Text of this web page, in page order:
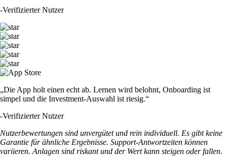
-Verifizierter Nutzer
„Die App holt einen echt ab. Lernen wird belohnt, Onboarding ist
simpel und die Investment-Auswahl ist riesig.“
-Verifizierter Nutzer
Nutzerbewertungen sind unvergütet und rein individuell. Es gibt keine
Garantie für ähnliche Ergebnisse. Support-Antwortzeiten können
variieren. Anlagen sind riskant und der Wert kann steigen oder fallen.